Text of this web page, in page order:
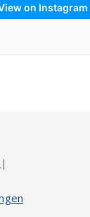
on Instagram
|